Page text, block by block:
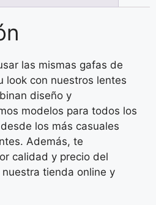
las mismas gafas de
look con nuestros lentes
diseño y
modelos para todos los
los más casuales
Además, te
calidad y precio del
tienda online y